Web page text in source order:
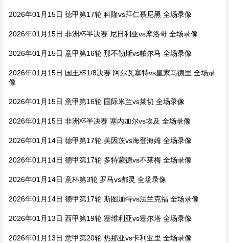
2026年01月15日 德甲第17轮 科隆vs拜仁慕尼黑 全场录像
2026年01月15日 非洲杯半决赛 尼日利亚vs摩洛哥 全场录像
2026年01月15日 意甲第16轮 那不勒斯vs帕尔马 全场录像
2026年01月15日 国王杯1/8决赛 阿尔瓦塞特vs皇家马德里 全场录
像
2026年01月15日 意甲第16轮 国际米兰vs莱切 全场录像
2026年01月15日 非洲杯半决赛 塞内加尔vs埃及 全场录像
2026年01月14日 德甲第17轮 美因茨vs海登海姆 全场录像
2026年01月14日 德甲第17轮 多特蒙德vs不莱梅 全场录像
2026年01月14日 意杯第3轮 罗马vs都灵 全场录像
2026年01月14日 德甲第17轮 斯图加特vs法兰克福 全场录像
2026年01月13日 西甲第19轮 塞维利亚vs塞尔塔 全场录像
2026年01月13日 意甲第20轮 热那亚vs卡利亚里 全场录像